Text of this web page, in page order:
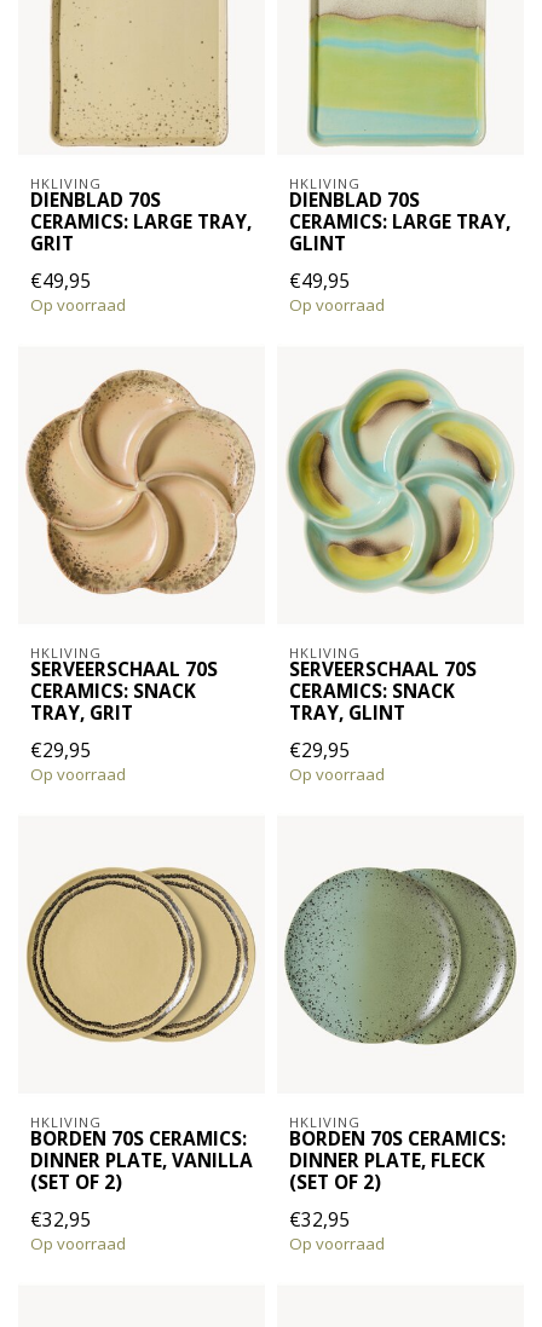
HKLIVING
DIENBLAD 70S
CERAMICS: LARGE TRAY,
GRIT
€49,95
Op voorraad
HKLIVING
DIENBLAD 70S
CERAMICS: LARGE TRAY,
GLINT
€49,95
Op voorraad
HKLIVING
SERVEERSCHAAL 70S
CERAMICS: SNACK
TRAY, GRIT
€29,95
Op voorraad
HKLIVING
SERVEERSCHAAL 70S
CERAMICS: SNACK
TRAY, GLINT
€29,95
Op voorraad
HKLIVING
BORDEN 70S CERAMICS:
DINNER PLATE, VANILLA
(SET OF 2)
€32,95
Op voorraad
HKLIVING
BORDEN 70S CERAMICS:
DINNER PLATE, FLECK
(SET OF 2)
€32,95
Op voorraad